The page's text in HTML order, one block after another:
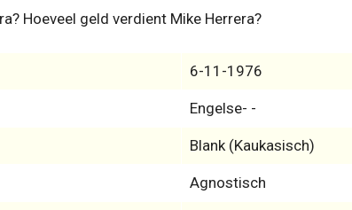
Hoeveel geld verdient Mike Herrera?
6-11-1976
Engelse- -
Blank (Kaukasisch)
Agnostisch